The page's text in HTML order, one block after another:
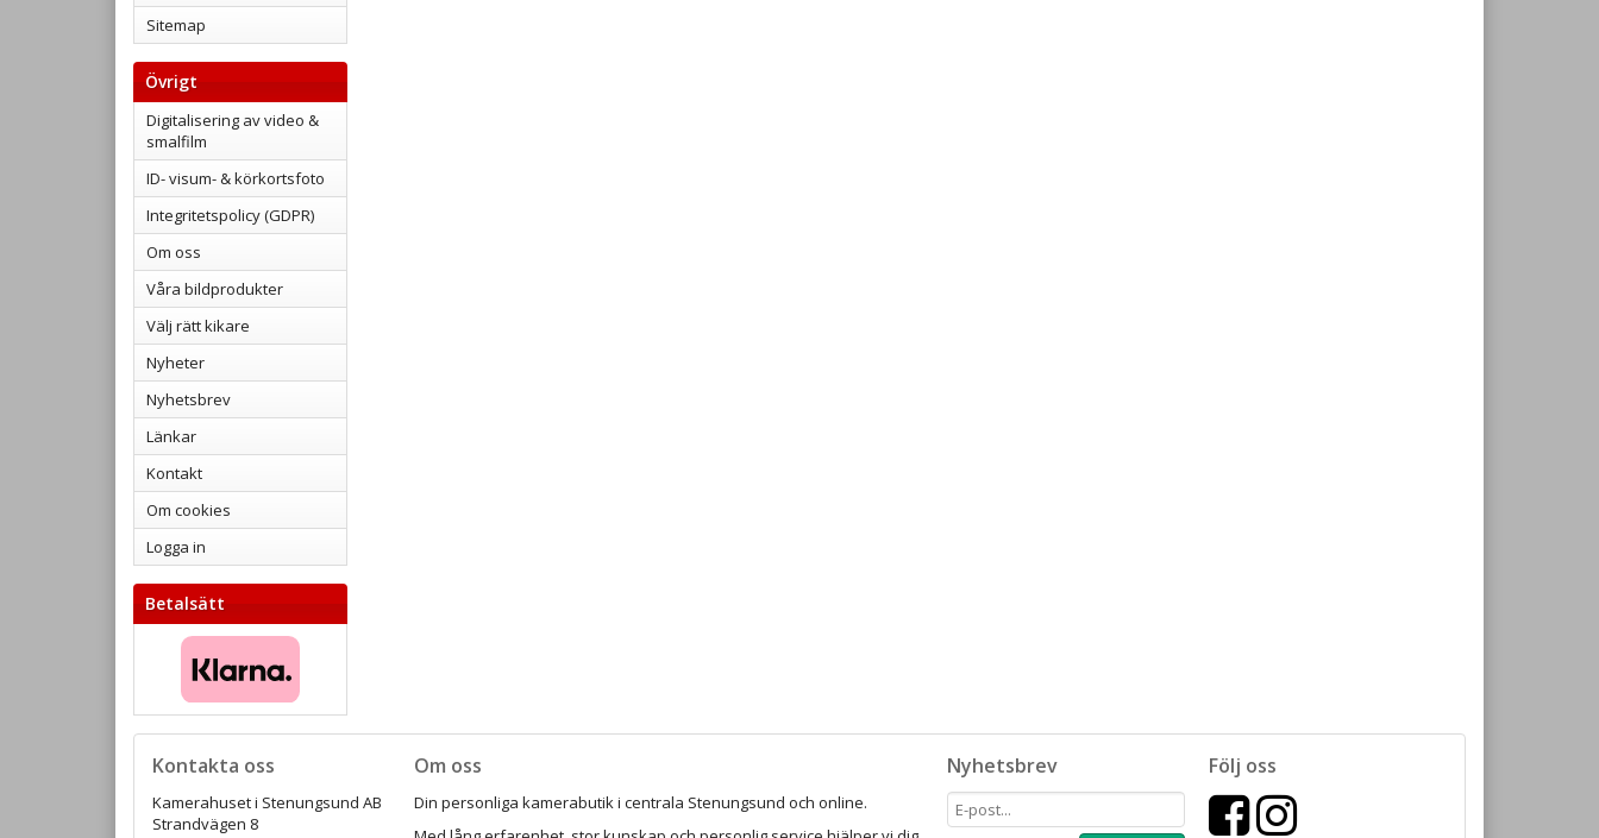
Sitemap
Övrigt
Digitalisering av video &
smalfilm
ID- visum- & körkortsfoto
Integritetspolicy (GDPR)
Om oss
Våra bildprodukter
Välj rätt kikare
Nyheter
Nyhetsbrev
Länkar
Kontakt
Om cookies
Logga in
Betalsätt
Kontakta oss
Kamerahuset i Stenungsund AB
Strandvägen 8
Följ oss
Nyhetsbrev
Om oss
Din personliga kamerabutik i centrala Stenungsund och online.